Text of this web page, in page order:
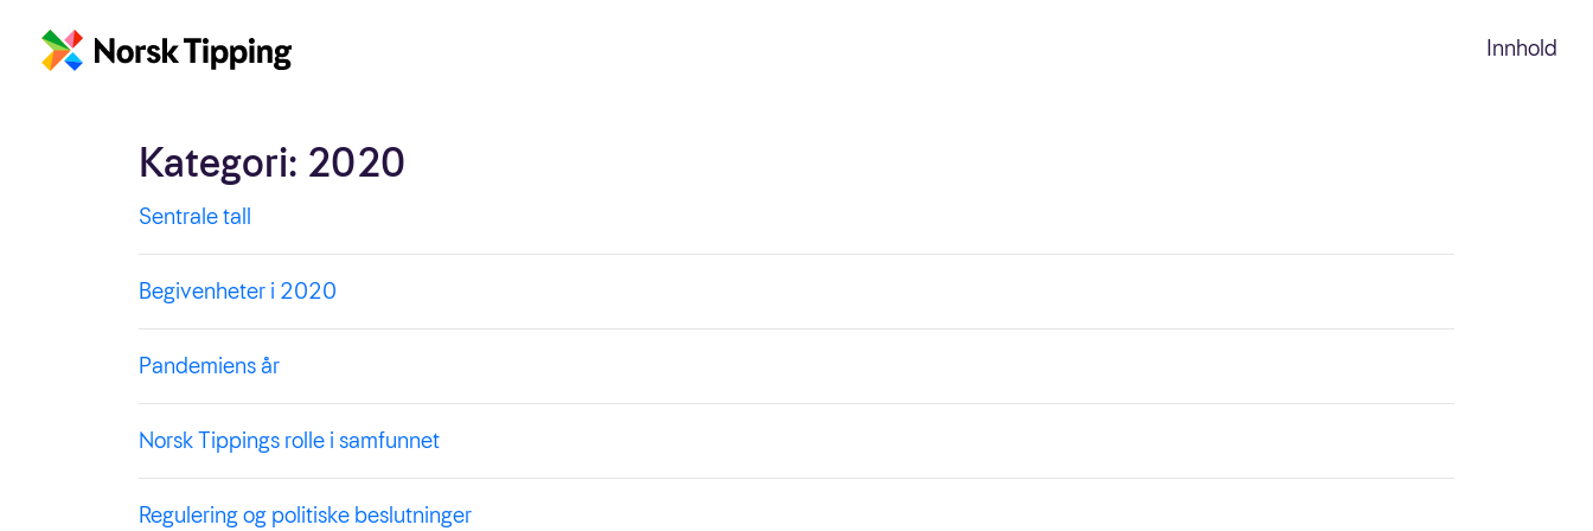
Innhold
Kategori: 2020
Sentrale tall
Begivenheter i 2020
Pandemiens år
Norsk Tippings rolle i samfunnet
Regulering og politiske beslutninger